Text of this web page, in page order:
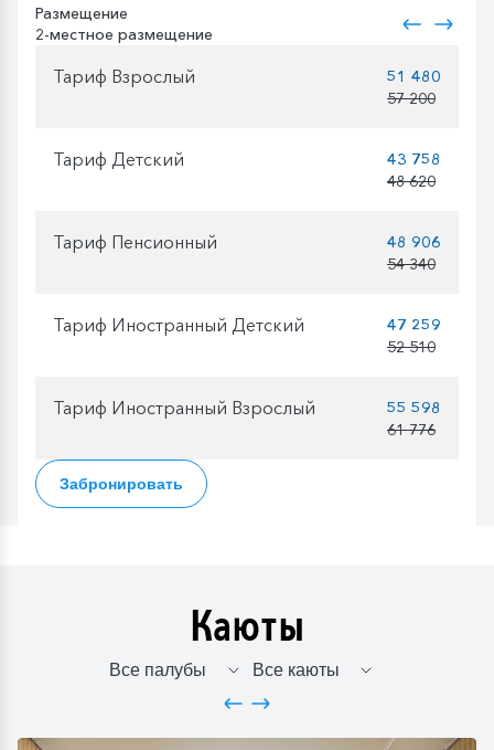
Размещение
2-местное размещение
Тариф Взрослый
51 480
57 200
Тариф Детский
43 758
48 620
Тариф Пенсионный
48 906
54 340
Тариф Иностранный Детский
47 259
52 510
Тариф Иностранный Взрослый
55 598
61 776
Забронировать
Каюты